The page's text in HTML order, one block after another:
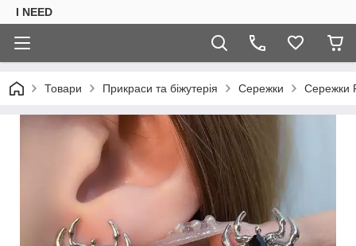
I NEED
Товари Прикраси та біжутерія Сережки Сережки